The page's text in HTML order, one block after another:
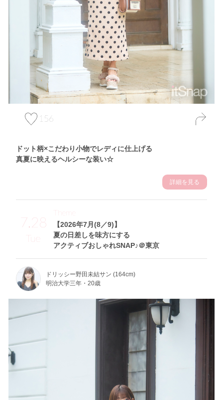
156
ドット柄×こだわり小物でレディに仕上げる
真夏に映えるヘルシーな装い☆
詳細を見る
7.28
Tue
【2026年7月(8／9)】
夏の日差しを味方にする
アクティブおしゃれSNAP♪＠東京
Theme
ドリッシー野田未結サン (164cm)
明治大学三年・20歳